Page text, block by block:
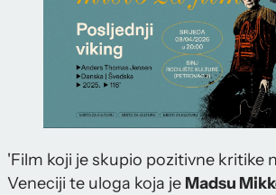
'Film koji je skupio pozitivne kritike
Veneciji te uloga koja je Madsu